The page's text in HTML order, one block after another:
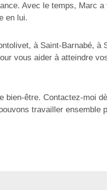
Avec le temps, Marc
en lui.
à Saint-Barnabé, à
vous aider à atteindre
être. Contactez-moi
travailler ensemble